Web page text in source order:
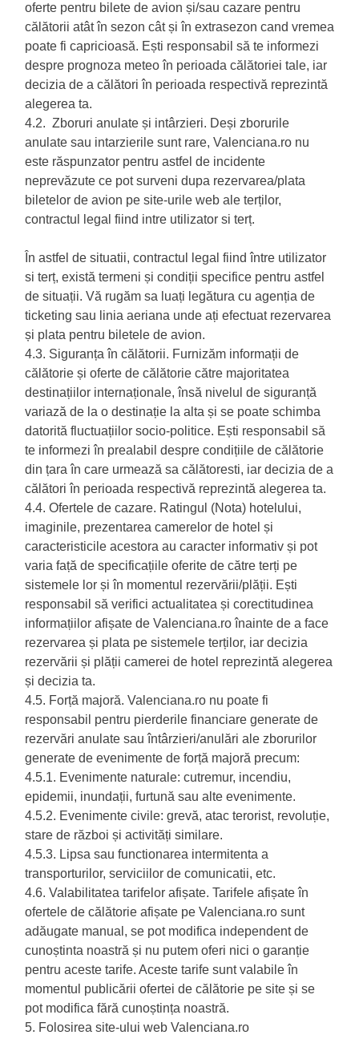
oferte pentru bilete de avion și/sau cazare pentru
călătorii atât în sezon cât și în extrasezon cand vremea
poate fi capricioasă. Ești responsabil să te informezi
despre prognoza meteo în perioada călătoriei tale, iar
decizia de a călători în perioada respectivă reprezintă
alegerea ta.
4.2. Zboruri anulate și intârzieri. Deși zborurile
anulate sau intarzierile sunt rare, Valenciana.ro nu
este răspunzator pentru astfel de incidente
neprevăzute ce pot surveni dupa rezervarea/plata
biletelor de avion pe site-urile web ale terților,
contractul legal fiind intre utilizator si terț.
În astfel de situatii, contractul legal fiind între utilizator
si terț, există termeni și condiții specifice pentru astfel
de situații. Vă rugăm sa luați legătura cu agenția de
ticketing sau linia aeriana unde ați efectuat rezervarea
și plata pentru biletele de avion.
4.3. Siguranța în călătorii. Furnizăm informații de
călătorie și oferte de călătorie către majoritatea
destinațiilor internaționale, însă nivelul de siguranță
variază de la o destinație la alta și se poate schimba
datorită fluctuațiilor socio-politice. Ești responsabil să
te informezi în prealabil despre condițiile de călătorie
din țara în care urmează sa călătoresti, iar decizia de a
călători în perioada respectivă reprezintă alegerea ta.
4.4. Ofertele de cazare. Ratingul (Nota) hotelului,
imaginile, prezentarea camerelor de hotel și
caracteristicile acestora au caracter informativ și pot
varia față de specificațiile oferite de către terți pe
sistemele lor și în momentul rezervării/plății. Ești
responsabil să verifici actualitatea și corectitudinea
informațiilor afișate de Valenciana.ro înainte de a face
rezervarea și plata pe sistemele terților, iar decizia
rezervării și plății camerei de hotel reprezintă alegerea
și decizia ta.
4.5. Forță majoră. Valenciana.ro nu poate fi
responsabil pentru pierderile financiare generate de
rezervări anulate sau întârzieri/anulări ale zborurilor
generate de evenimente de forță majoră precum:
4.5.1. Evenimente naturale: cutremur, incendiu,
epidemii, inundații, furtună sau alte evenimente.
4.5.2. Evenimente civile: grevă, atac terorist, revoluție,
stare de război și activități similare.
4.5.3. Lipsa sau functionarea intermitenta a
transporturilor, serviciilor de comunicatii, etc.
4.6. Valabilitatea tarifelor afișate. Tarifele afișate în
ofertele de călătorie afișate pe Valenciana.ro sunt
adăugate manual, se pot modifica independent de
cunoștinta noastră și nu putem oferi nici o garanție
pentru aceste tarife. Aceste tarife sunt valabile în
momentul publicării ofertei de călătorie pe site și se
pot modifica fără cunoștința noastră.
5. Folosirea site-ului web Valenciana.ro